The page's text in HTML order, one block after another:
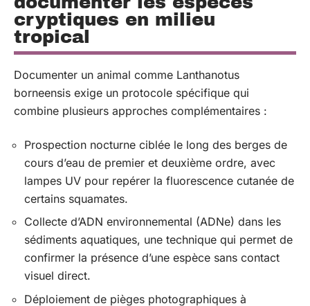
cryptiques en milieu
tropical
Documenter un animal comme Lanthanotus
borneensis exige un protocole spécifique qui
combine plusieurs approches complémentaires :
Prospection nocturne ciblée le long des berges de
cours d’eau de premier et deuxième ordre, avec
lampes UV pour repérer la fluorescence cutanée de
certains squamates.
Collecte d’ADN environnemental (ADNe) dans les
sédiments aquatiques, une technique qui permet de
confirmer la présence d’une espèce sans contact
visuel direct.
Déploiement de pièges photographiques à